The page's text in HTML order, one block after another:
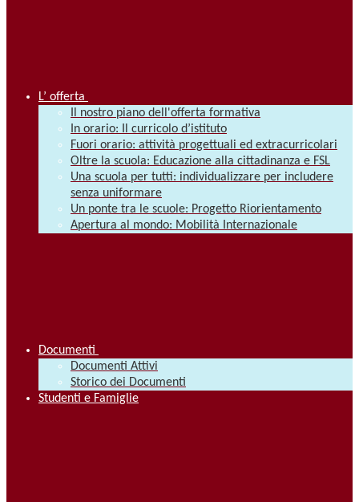
L’ offerta
Il nostro piano dell'offerta formativa
In orario: Il curricolo d’istituto
Fuori orario: attività progettuali ed extracurricolari
Oltre la scuola: Educazione alla cittadinanza e FSL
Una scuola per tutti: individualizzare per includere
senza uniformare
Un ponte tra le scuole: Progetto Riorientamento
Apertura al mondo: Mobilità Internazionale
Documenti
Documenti Attivi
Storico dei Documenti
Studenti e Famiglie